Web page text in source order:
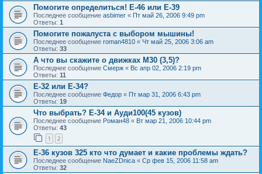
Помогите определиться! Е-46 или Е-39
Последнее сообщение asbimer « Пт май 26, 2006 9:49 pm
Ответы: 1
Помогите пожалуста с выбором мышины!
Последнее сообщение roman4810 « Чт май 25, 2006 3:06 am
Ответы: 33
А что вы скажите о движках М30 (3,5)?
Последнее сообщение Смерж « Вс апр 02, 2006 2:19 pm
Ответы: 11
Е-32 или Е-34?
Последнее сообщение Федор « Пт мар 31, 2006 6:43 pm
Ответы: 19
Что выбрать? Е-34 и Ауди100(45 кузов)
Последнее сообщение Роман48 « Вт мар 21, 2006 10:44 pm
Ответы: 43
1 2
E-36 кузов 325 кто что думает и какие проблемы ждать?
Последнее сообщение NaeZDnica « Ср фев 15, 2006 11:58 am
Ответы: 32